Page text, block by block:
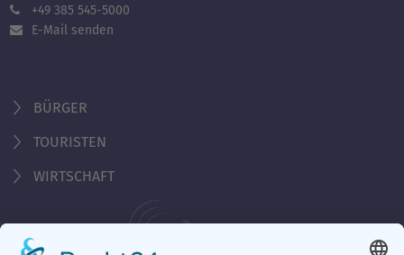
+49 385 545-5000
E-Mail senden
BÜRGER
TOURISTEN
WIRTSCHAFT